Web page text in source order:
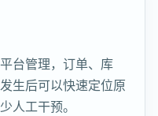
台管理，订单、库
生后可以快速定位原
人工干预。